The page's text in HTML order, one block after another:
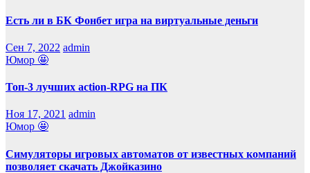
Есть ли в БК Фонбет игра на виртуальные деньги
Сен 7, 2022 admin
Юмор 🤩
Топ-3 лучших action-RPG на ПК
Ноя 17, 2021 admin
Юмор 🤩
Симуляторы игровых автоматов от известных компаний
позволяет скачать Джойказино